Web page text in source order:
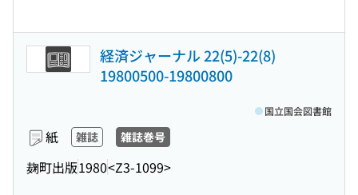
経済ジャーナル 22(5)-22(8)
19800500-19800800
紙 雑誌 雑誌巻号
麹町出版1980<Z3-1099>
国立国会図書館